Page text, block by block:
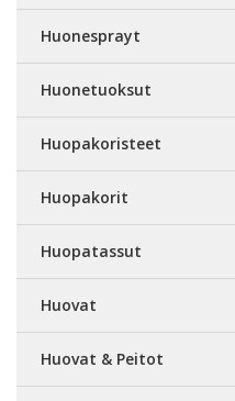
Huonesprayt
Huonetuoksut
Huopakoristeet
Huopakorit
Huopatassut
Huovat
Huovat & Peitot